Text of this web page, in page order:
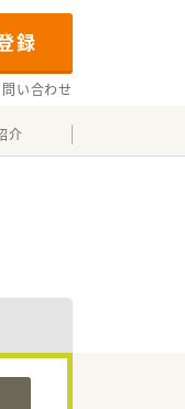
録
い合わせ
介